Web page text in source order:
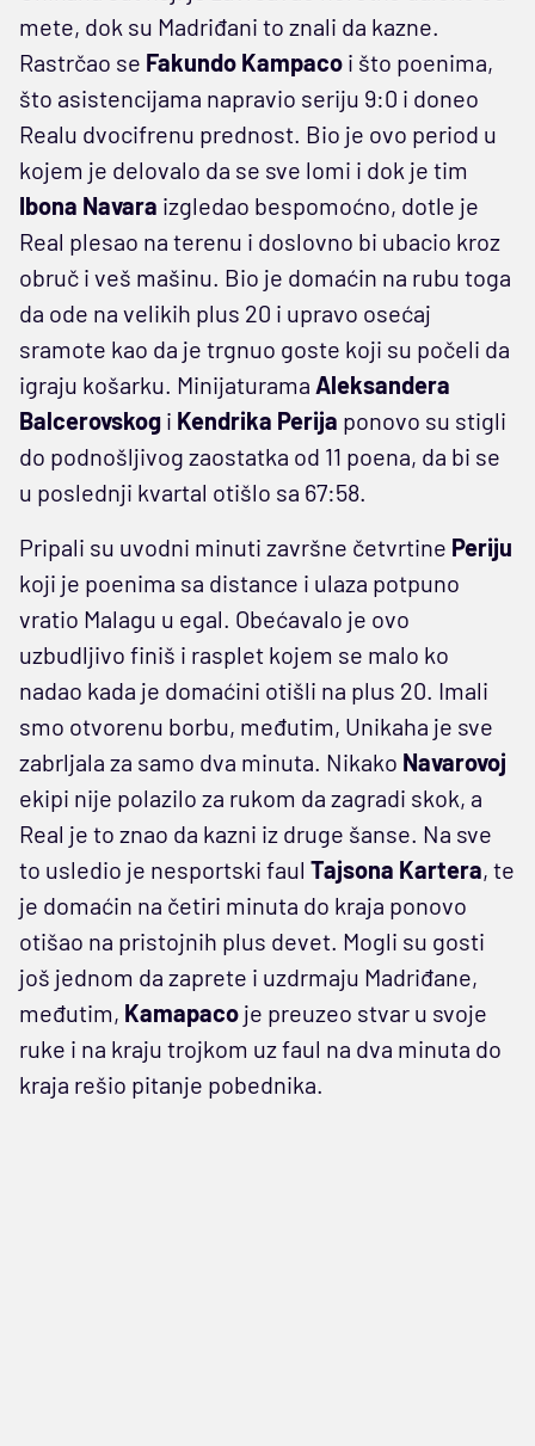
mete, dok su Madriđani to znali da kazne.
Rastrčao se Fakundo Kampaco i što poenima,
što asistencijama napravio seriju 9:0 i doneo
Realu dvocifrenu prednost. Bio je ovo period u
kojem je delovalo da se sve lomi i dok je tim
Ibona Navara izgledao bespomoćno, dotle je
Real plesao na terenu i doslovno bi ubacio kroz
obruč i veš mašinu. Bio je domaćin na rubu toga
da ode na velikih plus 20 i upravo osećaj
sramote kao da je trgnuo goste koji su počeli da
igraju košarku. Minijaturama Aleksandera
Balcerovskog i Kendrika Perija ponovo su stigli
do podnošljivog zaostatka od 11 poena, da bi se
u poslednji kvartal otišlo sa 67:58.
Pripali su uvodni minuti završne četvrtine Periju
koji je poenima sa distance i ulaza potpuno
vratio Malagu u egal. Obećavalo je ovo
uzbudljivo finiš i rasplet kojem se malo ko
nadao kada je domaćini otišli na plus 20. Imali
smo otvorenu borbu, međutim, Unikaha je sve
zabrljala za samo dva minuta. Nikako Navarovoj
ekipi nije polazilo za rukom da zagradi skok, a
Real je to znao da kazni iz druge šanse. Na sve
to usledio je nesportski faul Tajsona Kartera, te
je domaćin na četiri minuta do kraja ponovo
otišao na pristojnih plus devet. Mogli su gosti
još jednom da zaprete i uzdrmaju Madriđane,
međutim, Kamapaco je preuzeo stvar u svoje
ruke i na kraju trojkom uz faul na dva minuta do
kraja rešio pitanje pobednika.